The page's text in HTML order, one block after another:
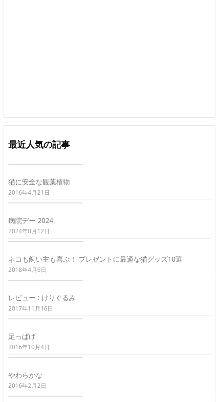
最近人気の記事
猫に安全な観葉植物
2016年4月21日
病院デー 2024
2024年8月12日
ネコも飼い主も喜ぶ！ プレゼントに最適な猫グッズ10選
2018年4月6日
レビュー : けりぐるみ
2017年11月16日
足っぱげ
2016年10月4日
やわらかな
2016年2月2日